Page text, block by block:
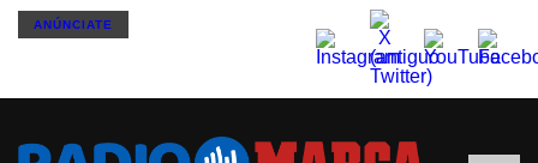
ANÚNCIATE